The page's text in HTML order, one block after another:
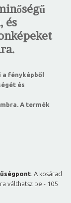
és
a fényképből
és
A termék
. A kosárad
válthatsz be - 105